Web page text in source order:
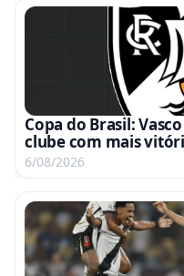
Copa do Brasil:
clube com mais
6/08/2026